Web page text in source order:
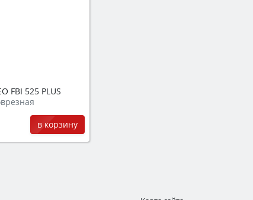
FBI 525 PLUS
в корзину